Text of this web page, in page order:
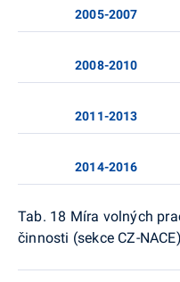
2005-2007
2008-2010
2011-2013
2014-2016
Tab. 18 Míra volných
činnosti (sekce CZ-